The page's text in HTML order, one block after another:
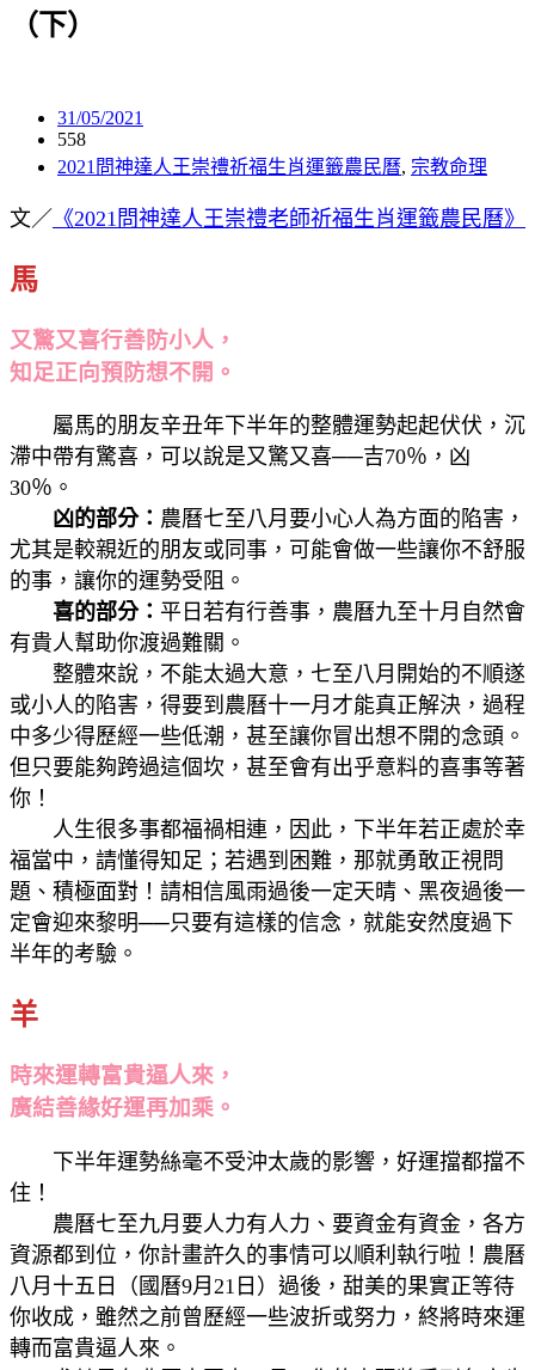
（下）
31/05/2021
558
2021問神達人王崇禮祈福生肖運籤農民曆, 宗教命理
文／ 《2021問神達人王崇禮老師祈福生肖運籤農民曆》
馬
又驚又喜行善防小人，
知足正向預防想不開。
屬馬的朋友辛丑年下半年的整體運勢起起伏伏，沉
滯中帶有驚喜，可以說是又驚又喜──吉70％，凶
30％。
凶的部分： 農曆七至八月要小心人為方面的陷害，
尤其是較親近的朋友或同事，可能會做一些讓你不舒服
的事，讓你的運勢受阻。
喜的部分： 平日若有行善事，農曆九至十月自然會
有貴人幫助你渡過難關。
整體來說，不能太過大意，七至八月開始的不順遂
或小人的陷害，得要到農曆十一月才能真正解決，過程
中多少得歷經一些低潮，甚至讓你冒出想不開的念頭。
但只要能夠跨過這個坎，甚至會有出乎意料的喜事等著
你！
人生很多事都福禍相連，因此，下半年若正處於幸
福當中，請懂得知足；若遇到困難，那就勇敢正視問
題、積極面對！請相信風雨過後一定天晴、黑夜過後一
定會迎來黎明──只要有這樣的信念，就能安然度過下
半年的考驗。
羊
時來運轉富貴逼人來，
廣結善緣好運再加乘。
下半年運勢絲毫不受沖太歲的影響，好運擋都擋不
住！
農曆七至九月要人力有人力、要資金有資金，各方
資源都到位，你計畫許久的事情可以順利執行啦！農曆
八月十五日（國曆9月21日）過後，甜美的果實正等待
你收成，雖然之前曾歷經一些波折或努力，終將時來運
轉而富貴逼人來。